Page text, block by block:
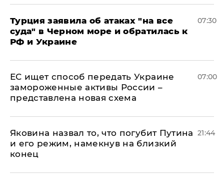
Турция заявила об атаках "на все
суда" в Черном море и обратилась к
РФ и Украине
07:30
ЕС ищет способ передать Украине
замороженные активы России –
представлена новая схема
07:00
Яковина назвал то, что погубит Путина
и его режим, намекнув на близкий
конец
21:44